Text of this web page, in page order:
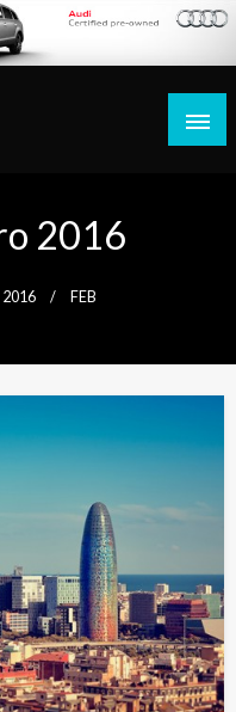
2016
2016 FEB